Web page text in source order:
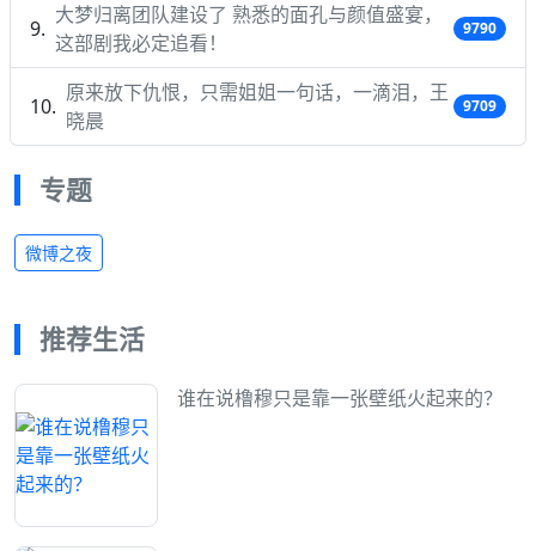
大梦归离团队建设了 熟悉的面孔与颜值盛宴，
这部剧我必定追看！
9790
原来放下仇恨，只需姐姐一句话，一滴泪，王
晓晨
9709
专题
微博之夜
推荐生活
谁在说橹穆只是靠一张壁纸火起来的？